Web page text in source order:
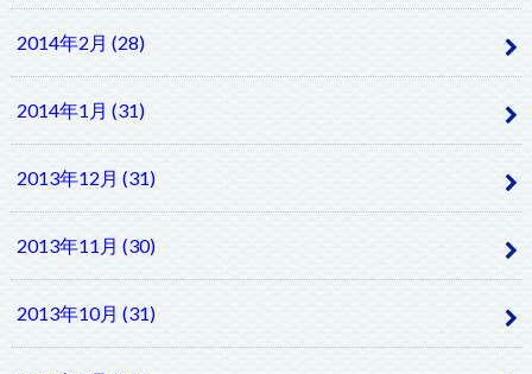
2014年2月 (28)
2014年1月 (31)
2013年12月 (31)
2013年11月 (30)
2013年10月 (31)